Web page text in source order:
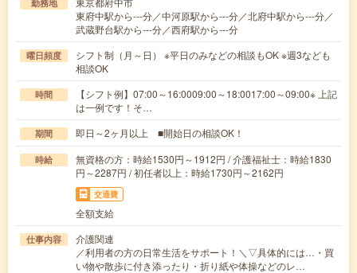
勤務地
東府中駅から---分／中河原駅から---分／北府中駅から---分／
武蔵野台駅から---分／西府駅から---分
曜日頻度
シフト制（月～日） ※平日のみなどの相談もOK ※週3なども
相談OK
時間
【シフト例】07:00～16:0009:00～18:0017:00～09:00※ 上記
は一例です！そ…
期間 即日～2ヶ月以上 ■開始日の相談OK！
時給
無資格の方：時給1530円～1912円 / 介護福祉士：時給1830
円～2287円 / 初任者以上：時給1730円～2162円
交通費
全額支給
仕事内容
介護関連
／利用者の方の日常生活をサポート！＼▽具体的には…・買
い物や散歩に付き添ったり・折り紙や体操などのレ…